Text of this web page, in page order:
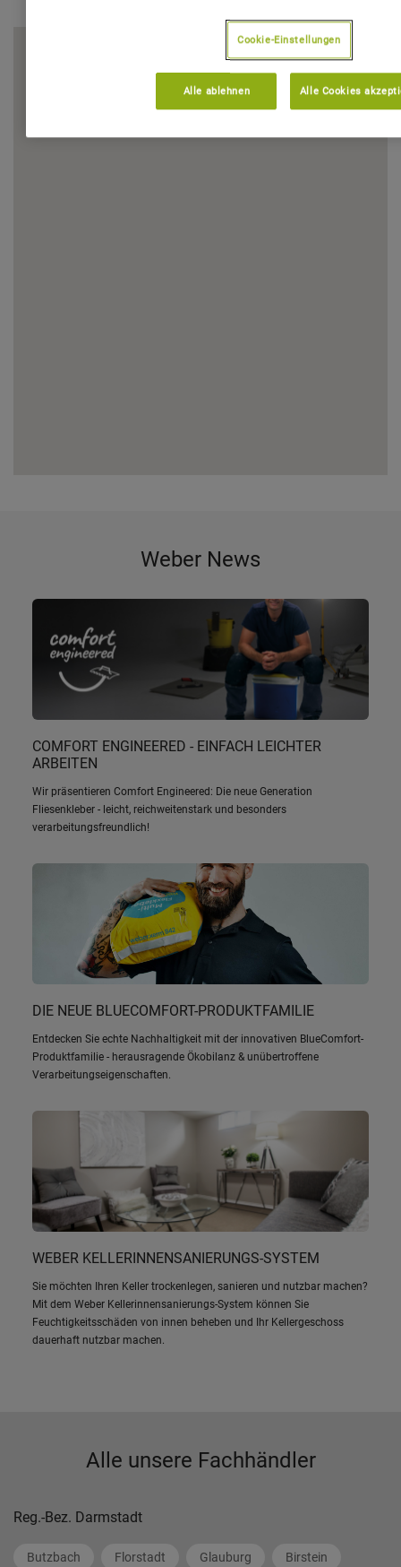
Weber News
COMFORT ENGINEERED - EINFACH LEICHTER
ARBEITEN
Wir präsentieren Comfort Engineered: Die neue Generation
Fliesenkleber - leicht, reichweitenstark und besonders
verarbeitungsfreundlich!
DIE NEUE BLUECOMFORT-PRODUKTFAMILIE
Entdecken Sie echte Nachhaltigkeit mit der innovativen BlueComfort-
Produktfamilie - herausragende Ökobilanz & unübertroffene
Verarbeitungseigenschaften.
WEBER KELLERINNENSANIERUNGS-SYSTEM
Sie möchten Ihren Keller trockenlegen, sanieren und nutzbar machen?
Mit dem Weber Kellerinnensanierungs-System können Sie
Feuchtigkeitsschäden von innen beheben und Ihr Kellergeschoss
dauerhaft nutzbar machen.
Alle unsere Fachhändler
Reg.-Bez. Darmstadt
Butzbach Florstadt Glauburg Birstein
Cookie-Einstellungen
Alle ablehnen Alle Cookies